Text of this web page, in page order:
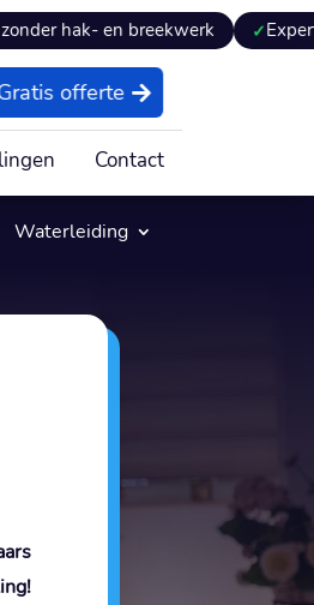
breekwerk Expertiseverslag
offerte
Contact
Waterleiding